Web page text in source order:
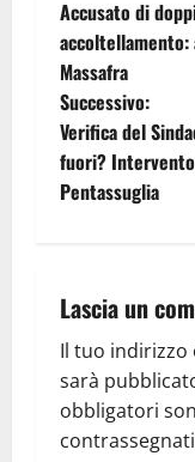
Accusato di
Massafra
Successivo:
Verifica del
fuori?
Pentassuglia
Lascia un
Il tuo indirizzo
sarà
obbligatori
contrassegnati